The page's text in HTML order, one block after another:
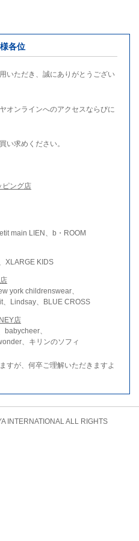
各位
いただき、誠にありがとうござい
オンラインへのアクセスならびに
い求めください。
ピング店
main LIEN、b・ROOM
XLARGE KIDS
york childrenswear、
、Lindsay、BLUE CROSS
店
babycheer、
、キリンのソフィ
すが、何卒ご理解いただきますよ